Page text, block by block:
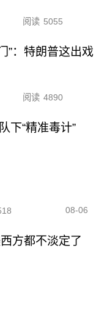
阅读 5055
”：特朗普这出戏
阅读 4890
下“精准毒计”
08-06
方都不淡定了